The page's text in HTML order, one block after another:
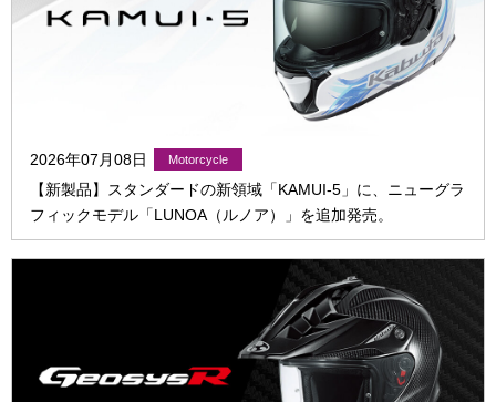
2026年07月08日
【新製品】スタンダードの新領域「KAMUI-5」に、ニューグラ
フィックモデル「LUNOA（ルノア）」を追加発売。